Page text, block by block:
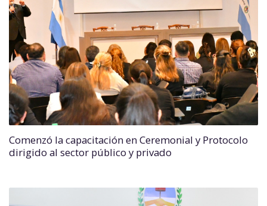
Comenzó la capacitación en Ceremonial y Protocolo
dirigido al sector público y privado